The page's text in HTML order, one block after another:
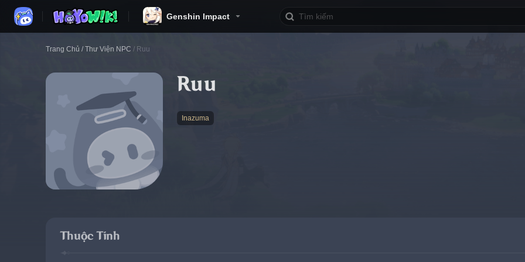
Genshin Impact
Trang Chủ / Thư Viện NPC / Ruu
Ruu
Inazuma
Thuộc Tính